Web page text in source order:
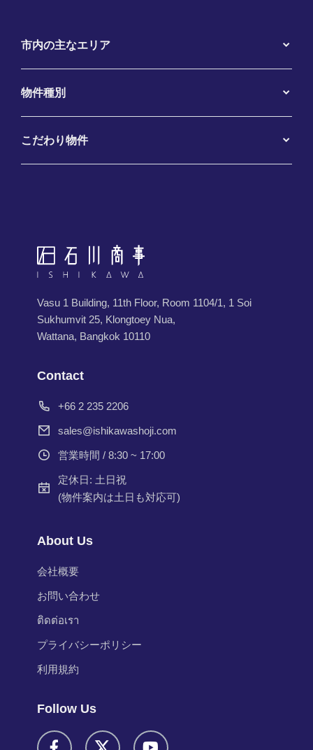
市内の主なエリア
物件種別
こだわり物件
Vasu 1 Building, 11th Floor, Room 1104/1, 1 Soi
Sukhumvit 25, Klongtoey Nua,
Wattana, Bangkok 10110
Contact
+66 2 235 2206
sales@ishikawashoji.com
営業時間 / 8:30 ~ 17:00
定休日: 土日祝
(物件案内は土日も対応可)
About Us
会社概要
お問い合わせ
ติดต่อเรา
プライバシーポリシー
利用規約
Follow Us